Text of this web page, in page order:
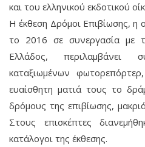
και του ελληνικού εκδοτικού
Η έκθεση Δρόμοι Επιβίωσης, η
το 2016 σε συνεργασία με
Ελλάδος, περιλαμβάνει
καταξιωμένων
ευαίσθητη ματιά τους το
δρόμους της επιβίωσης,
Στους επισκέπτες
κατάλογοι της έκθεσης.